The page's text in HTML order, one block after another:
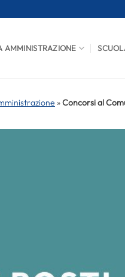
AMMINISTRAZIONE
»Concorsi al